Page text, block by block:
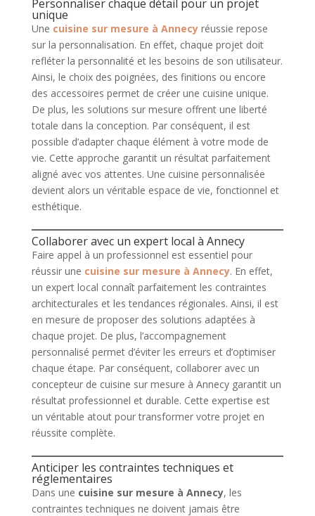
Personnaliser chaque détail pour un projet
unique
Une cuisine sur mesure à Annecyréussie repose
sur la personnalisation. En effet, chaque projet doit
refléter la personnalité et les besoins de son utilisateur.
Ainsi, le choix des poignées, des finitions ou encore
des accessoires permet de créer une cuisine unique.
De plus, les solutions sur mesure offrent une liberté
totale dans la conception. Par conséquent, il est
possible d’adapter chaque élément à votre mode de
vie. Cette approche garantit un résultat parfaitement
aligné avec vos attentes. Une cuisine personnalisée
devient alors un véritable espace de vie, fonctionnel et
esthétique.
Collaborer avec un expert local à Annecy
Faire appel à un professionnel est essentiel pour
réussir une cuisine sur mesure à Annecy. En effet,
un expert local connaît parfaitement les contraintes
architecturales et les tendances régionales. Ainsi, il est
en mesure de proposer des solutions adaptées à
chaque projet. De plus, l’accompagnement
personnalisé permet d’éviter les erreurs et d’optimiser
chaque étape. Par conséquent, collaborer avec un
concepteur de cuisine sur mesure à Annecy garantit un
résultat professionnel et durable. Cette expertise est
un véritable atout pour transformer votre projet en
réussite complète.
Anticiper les contraintes techniques et
réglementaires
Dans une cuisine sur mesure à Annecy, les
contraintes techniques ne doivent jamais être